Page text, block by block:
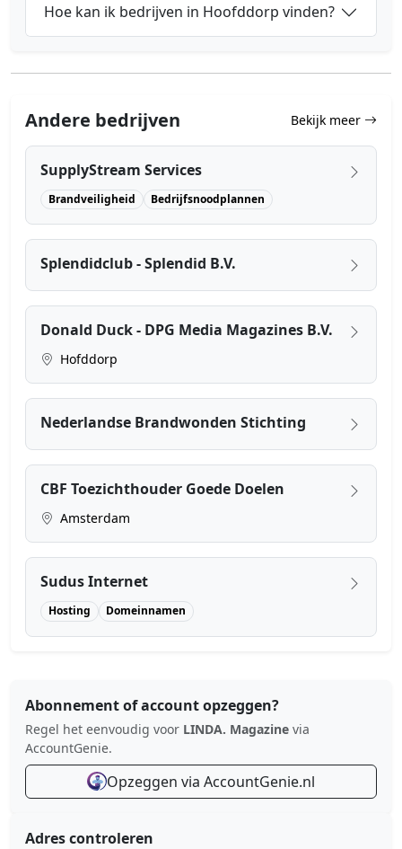
Hoe kan ik bedrijven in Hoofddorp vinden?
Andere bedrijven Bekijk meer
SupplyStream Services
Brandveiligheid Bedrijfsnoodplannen
Splendidclub - Splendid B.V.
Donald Duck - DPG Media Magazines B.V.
Hofddorp
Nederlandse Brandwonden Stichting
CBF Toezichthouder Goede Doelen
Amsterdam
Sudus Internet
Hosting Domeinnamen
Abonnement of account opzeggen?
Regel het eenvoudig voor LINDA. Magazine via
AccountGenie.
Opzeggen via AccountGenie.nl
Adres controleren